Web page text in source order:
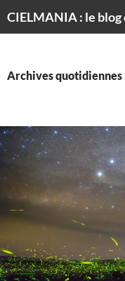
Archives quotidiennes